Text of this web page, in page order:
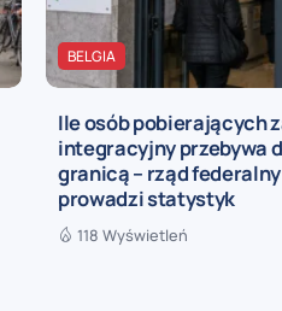
BELGIA
Ile osób pobierających
integracyjny przebywa
granicą – rząd
prowadzi statystyk
118 Wyświetleń